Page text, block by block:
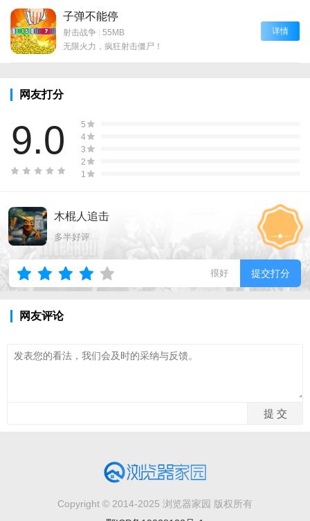
子弹不能停
射击战争 | 55MB
无限火力，疯狂射击僵尸！
详情
网友打分
9.0
5
4
3
2
1
木棍人追击
多半好评
很好 提交打分
网友评论
Copyright © 2014-2025 浏览器家园 版权所有